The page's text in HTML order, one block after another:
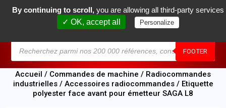
FOOTER
0
Accueil / Commandes de machine / Radiocommandes
industrielles/ Accessoires radiocommandes/ Etiquette
polyester face avant pour émetteur SAGA L8
By continuing to scroll, you are allowing all third-party services
✓ OK, accept all
Personalize